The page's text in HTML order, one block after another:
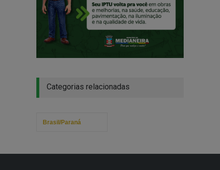
Categorias relacionadas
Brasil/Paraná